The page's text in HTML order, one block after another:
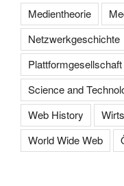
Medientheorie
Netzwerkgeschichte
Plattformgesellschaft
Science and
Web History
World Wide Web